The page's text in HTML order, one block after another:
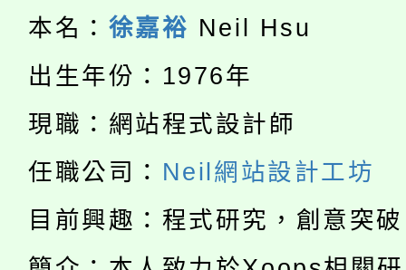
半價優惠，詳情可洽有
者。
份教師增能研習
大溪自造教育及科技中
份教師研習
淨零綠生活教案入校路
會
115年食農教育專業人
程
「本色祭」8/29、30在
場熱烈登場!
8/21下午1時於龍潭區
徵才活動。
本名： 徐嘉裕 Neil Hsu
出生年份：1976年
現職：網站程式設計師
任職公司： Neil網站設計工坊
目前興趣：程式研究，創意突